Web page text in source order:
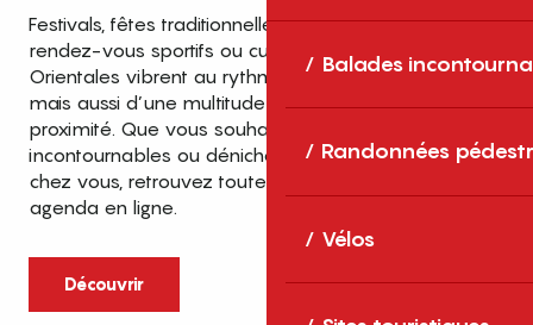
Balades
Randonnées
Vélos
Festivals, fêtes traditionnelles, concerts, expositions,
rendez-vous sportifs ou culturels… les Pyrénées-
Orientales vibrent au rythme de grands temps forts
mais aussi d’une multitude d’événements de
proximité. Que vous souhaitiez vivre les
incontournables ou dénicher des sorties près de
chez vous, retrouvez toutes les infos dans notre
agenda en ligne.
Découvrir
Top des événements et sorties
en famille
cet été dans les Pyrénées-Orientales
Entre mer Méditerranée, villages de
caractère et grands espaces naturels, les
Pyrénées-Orientales sont une destination